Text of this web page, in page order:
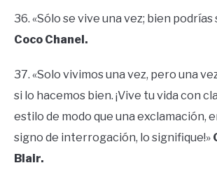
36. «Sólo se vive una vez; bien
Coco Chanel.
37. «Solo vivimos una vez, pero una
si lo hacemos bien. ¡Vive tu vida con
estilo de modo que una exclamación,
signo de interrogación, lo signifique!»
Blair.